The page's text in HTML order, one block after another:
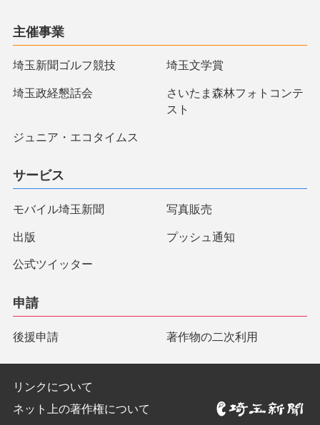
主催事業
埼玉新聞ゴルフ競技 埼玉文学賞
埼玉政経懇話会
さいたま森林フォトコンテ
スト
ジュニア・エコタイムス
サービス
モバイル埼玉新聞 写真販売
出版 プッシュ通知
公式ツイッター
申請
後援申請 著作物の二次利用
リンクについて
ネット上の著作権について